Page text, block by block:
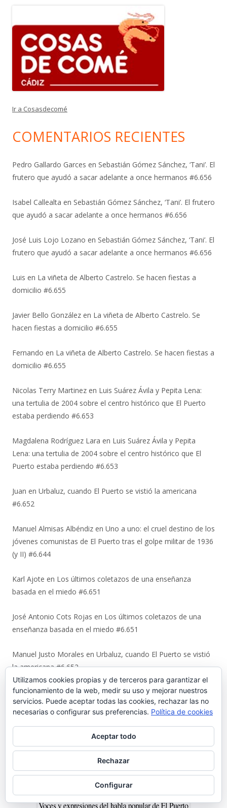
Ir a Cosasdecomé
COMENTARIOS RECIENTES
Pedro Gallardo Garces en Sebastián Gómez Sánchez, ‘Tani’. El
frutero que ayudó a sacar adelante a once hermanos #6.656
Isabel Callealta en Sebastián Gómez Sánchez, ‘Tani’. El frutero
que ayudó a sacar adelante a once hermanos #6.656
José Luis Lojo Lozano en Sebastián Gómez Sánchez, ‘Tani’. El
frutero que ayudó a sacar adelante a once hermanos #6.656
Luis en La viñeta de Alberto Castrelo. Se hacen fiestas a
domicilio #6.655
Javier Bello González en La viñeta de Alberto Castrelo. Se
hacen fiestas a domicilio #6.655
Fernando en La viñeta de Alberto Castrelo. Se hacen fiestas a
domicilio #6.655
Nicolas Terry Martinez en Luis Suárez Ávila y Pepita Lena:
una tertulia de 2004 sobre el centro histórico que El Puerto
estaba perdiendo #6.653
Magdalena Rodríguez Lara en Luis Suárez Ávila y Pepita
Lena: una tertulia de 2004 sobre el centro histórico que El
Puerto estaba perdiendo #6.653
Juan en Urbaluz, cuando El Puerto se vistió la americana
#6.652
Manuel Almisas Albéndiz en Uno a uno: el cruel destino de los
jóvenes comunistas de El Puerto tras el golpe militar de 1936
(y II) #6.644
Karl Ajote en Los últimos coletazos de una enseñanza
basada en el miedo #6.651
José Antonio Cots Rojas en Los últimos coletazos de una
enseñanza basada en el miedo #6.651
Manuel Justo Morales en Urbaluz, cuando El Puerto se vistió
la americana #6.652
Juan Carlos Neva DelgadoenUrbaluz, cuando El Puerto se
vistió la americana #6.652
Magdalena Rodríguez LaraenUrbaluz, cuando El Puerto se
vistió la americana #6.652
Utilizamos cookies propias y de terceros para garantizar el
funcionamiento de la web, medir su uso y mejorar nuestros
servicios. Puede aceptar todas las cookies, rechazar las no
necesarias o configurar sus preferencias. Política de cookies
Aceptar todo
Rechazar
Configurar